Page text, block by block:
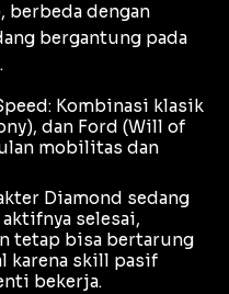
berbeda dengan
bergantung pada
Kombinasi klasik
dan Ford (Will of
mobilitas dan
Diamond sedang
aktifnya selesai,
tetap bisa bertarung
karena skill pasif
bekerja.